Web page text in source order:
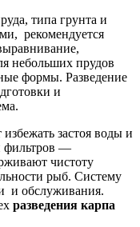
типа грунта и
рекомендуется
небольших прудов
формы. Разведение
и
застоя воды и
фильтров —
чистоту
рыб. Систему
и обслуживания.
разведения карпа